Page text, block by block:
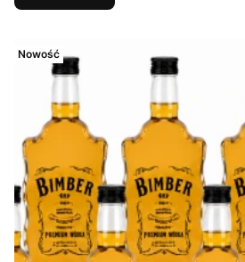
Nowość